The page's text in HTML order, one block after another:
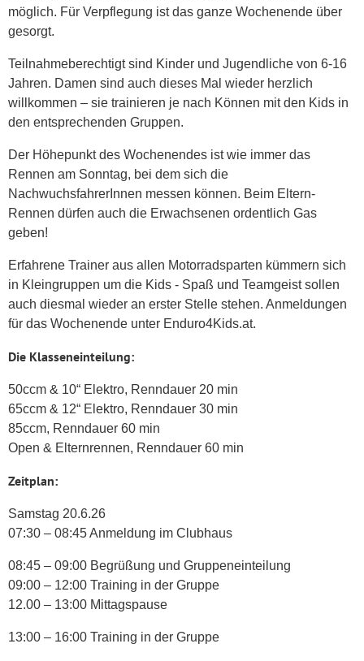
möglich. Für Verpflegung ist das ganze Wochenende über
gesorgt.
Teilnahmeberechtigt sind Kinder und Jugendliche von 6-16
Jahren. Damen sind auch dieses Mal wieder herzlich
willkommen – sie trainieren je nach Können mit den Kids in
den entsprechenden Gruppen.
Der Höhepunkt des Wochenendes ist wie immer das
Rennen am Sonntag, bei dem sich die
NachwuchsfahrerInnen messen können. Beim Eltern-
Rennen dürfen auch die Erwachsenen ordentlich Gas
geben!
Erfahrene Trainer aus allen Motorradsparten kümmern sich
in Kleingruppen um die Kids - Spaß und Teamgeist sollen
auch diesmal wieder an erster Stelle stehen. Anmeldungen
für das Wochenende unter Enduro4Kids.at.
Die Klasseneinteilung:
50ccm & 10“ Elektro, Renndauer 20 min
65ccm & 12“ Elektro, Renndauer 30 min
85ccm, Renndauer 60 min
Open & Elternrennen, Renndauer 60 min
Zeitplan:
Samstag 20.6.26
07:30 – 08:45 Anmeldung im Clubhaus
08:45 – 09:00 Begrüßung und Gruppeneinteilung
09:00 – 12:00 Training in der Gruppe
12.00 – 13:00 Mittagspause
13:00 – 16:00 Training in der Gruppe